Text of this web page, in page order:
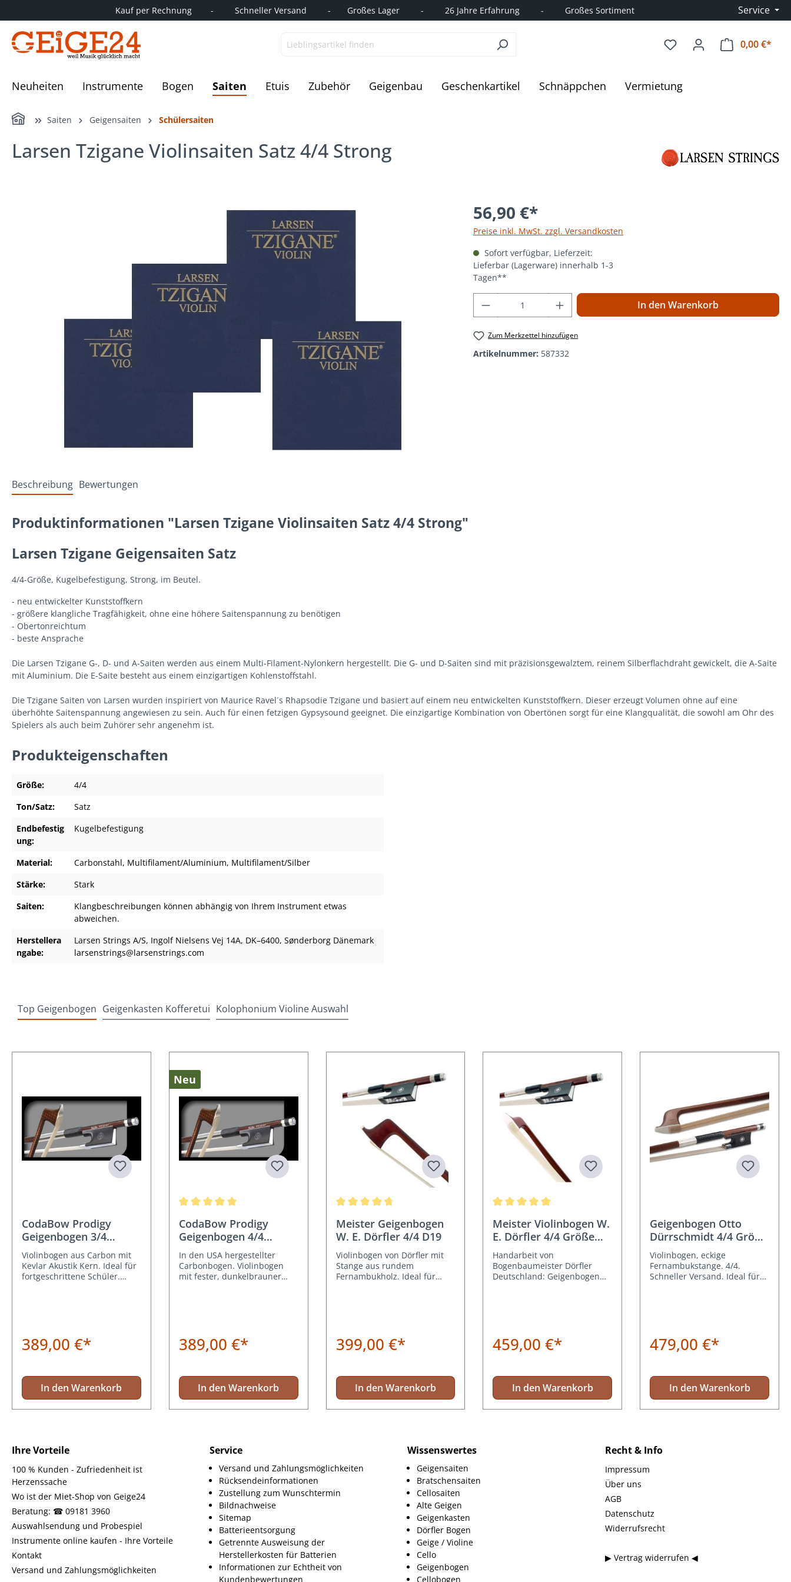
Zur Hauptnavigation springenKauf per Rechnung        -         Schneller Versand         -       Großes Lager         -         26 Jahre Erfahrung         -         Großes Sortiment Service
0,00 €*
Neuheiten Instrumente Bogen Saiten Etuis Zubehör Geigenbau Geschenkartikel Schnäppchen Vermietung
Home Saiten Geigensaiten Schülersaiten
Larsen Tzigane Violinsaiten Satz 4/4 Strong
56,90 €*
Preise inkl. MwSt. zzgl. Versandkosten
Sofort verfügbar, Lieferzeit:
Lieferbar (Lagerware) innerhalb 1-3
Tagen**
Produkt Anzahl: Gib den gewünschten Wert
In den Warenkorb
Zum Merkzettel hinzufügen
Artikelnummer: 587332
Beschreibung Bewertungen
Produktinformationen "Larsen Tzigane Violinsaiten Satz 4/4 Strong"
Larsen Tzigane Geigensaiten Satz
4/4-Größe, Kugelbefestigung, Strong, im Beutel.
- neu entwickelter Kunststoffkern
- größere klangliche Tragfähigkeit, ohne eine höhere Saitenspannung zu benötigen
- Obertonreichtum
- beste Ansprache
Die Larsen Tzigane G-, D- und A-Saiten werden aus einem Multi-Filament-Nylonkern hergestellt. Die G- und D-Saiten sind mit präzisionsgewalztem, reinem Silberflachdraht gewickelt, die A-Saite
mit Aluminium. Die E-Saite besteht aus einem einzigartigen Kohlenstoffstahl.
Die Tzigane Saiten von Larsen wurden inspiriert von Maurice Ravel´s Rhapsodie Tzigane und basiert auf einem neu entwickelten Kunststoffkern. Dieser erzeugt Volumen ohne auf eine
überhöhte Saitenspannung angewiesen zu sein. Auch für einen fetzigen Gypsysound geeignet. Die einzigartige Kombination von Obertönen sorgt für eine Klangqualität, die sowohl am Ohr des
Spielers als auch beim Zuhörer sehr angenehm ist.
Produkteigenschaften
Größe:
4/4
Ton/Satz:
Satz
Endbefestig
ung:
Kugelbefestigung
Material: Carbonstahl, Multifilament/Aluminium, Multifilament/Silber
Stärke:
Stark
Saiten:
Klangbeschreibungen können abhängig von Ihrem Instrument etwas
abweichen.
Herstellera
ngabe:
Larsen Strings A/S, Ingolf Nielsens Vej 14A, DK–6400, Sønderborg Dänemark
larsenstrings@larsenstrings.com
Top Geigenbogen Geigenkasten Kofferetui Kolophonium Violine Auswahl
CodaBow Prodigy
Geigenbogen 3/4
Größe
Violinbogen aus Carbon mit
Kevlar Akustik Kern. Ideal für
fortgeschrittene Schüler.
389,00 €*
In den Warenkorb
Neu
CodaBow Prodigy
Geigenbogen 4/4
Größe
In den USA hergestellter
Carbonbogen. Violinbogen
mit fester, dunkelbrauner
389,00 €*
In den Warenkorb
Meister Geigenbogen
W. E. Dörfler 4/4 D19
Violinbogen von Dörfler mit
Stange aus rundem
Fernambukholz. Ideal für
399,00 €*
In den Warenkorb
Meister Violinbogen W.
E. Dörfler 4/4 Größe
D19a
Handarbeit von
Bogenbaumeister Dörfler
Deutschland: Geigenbogen
459,00 €*
In den Warenkorb
Geigenbogen Otto
Dürrschmidt 4/4 Größe
Germany
Violinbogen, eckige
Fernambukstange. 4/4.
Schneller Versand. Ideal für
479,00 €*
In den Warenkorb
Recht & Info
Impressum
Über uns
AGB
Datenschutz
Widerrufsrecht
▶ Vertrag widerrufen ◀
Ihre Vorteile
100 % Kunden - Zufriedenheit ist
Herzenssache
Wo ist der Miet-Shop von Geige24
Beratung: ☎ 09181 3960
Auswahlsendung und Probespiel
Instrumente online kaufen - Ihre Vorteile
Kontakt
Versand und Zahlungsmöglichkeiten
Service
Versand und Zahlungsmöglichkeiten
Rücksendeinformationen
Zustellung zum Wunschtermin
Bildnachweise
Sitemap
Batterieentsorgung
Getrennte Ausweisung der
Herstellerkosten für Batterien
Informationen zur Echtheit von
Kundenbewertungen
Wissenswertes
Geigensaiten
Bratschensaiten
Cellosaiten
Alte Geigen
Geigenkasten
Dörfler Bogen
Geige / Violine
Cello
Geigenbogen
Cellobogen